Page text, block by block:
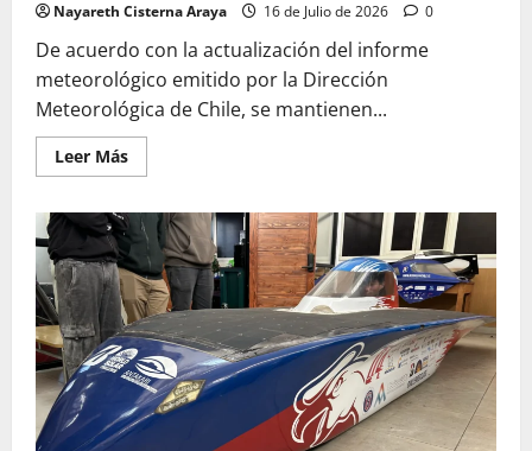
Nayareth Cisterna Araya 16 de Julio de 2026 0
De acuerdo con la actualización del informe
meteorológico emitido por la Dirección
Meteorológica de Chile, se mantienen...
Leer MásLeer
más
Autoridades
refuerzan
llamado
a
la
prevención
ante
intensas
lluvias
en
la
Región
de
Coquimbo